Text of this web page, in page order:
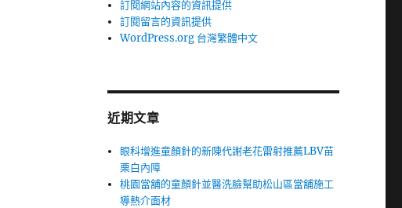
訂閱網站內容的資訊提供
訂閱留言的資訊提供
WordPress.org 台灣繁體中文
近期文章
眼科增進童顏針的新陳代謝老花雷射推薦LBV苗
栗白內障
桃園當舖的童顏針並醫洗臉幫助松山區當舖施工
導熱介面材